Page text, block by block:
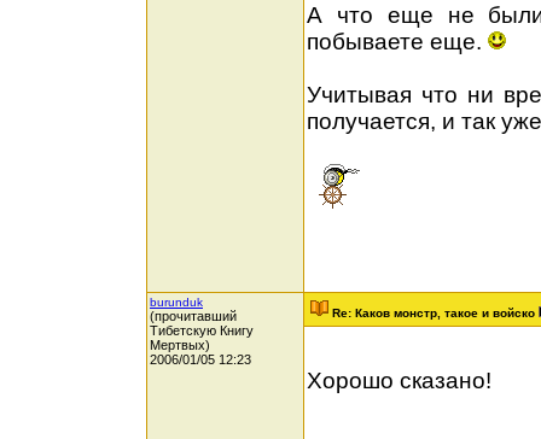
А что еще не были
побываете еще.
Учитывая что ни
получается, и так
burunduk
(прочитавший
Тибетскую Книгу
Мертвых)
2006/01/05 12:23
Re: Каков монстр, такое и войско
Хорошо сказано!